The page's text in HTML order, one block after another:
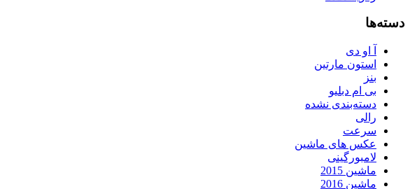
دسته‌ها
آ او دی
استون مارتین
بنز
بی ام دبلیو
دسته‌بندی نشده
رالی
سرعت
عکس های ماشین
لامبورگینی
ماشین 2015
ماشین 2016